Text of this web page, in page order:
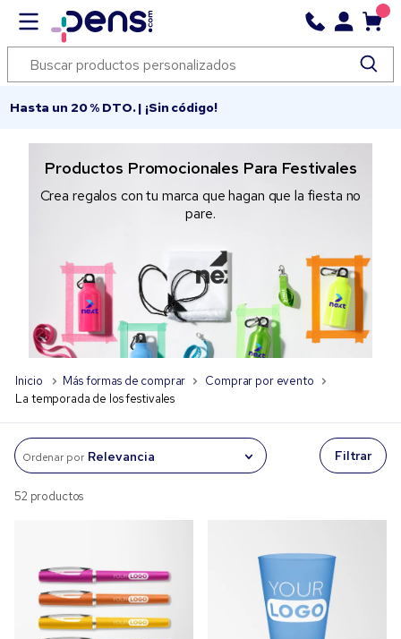
Hasta un 20 % DTO. | ¡Sin código!
Productos Promocionales Para Festivales
Crea regalos con tu marca que hagan que la fiesta no
pare.
Inicio Más formas de comprar
Comprar por evento
La temporada de los festivales
Ordenar por Filtrar
52 productos